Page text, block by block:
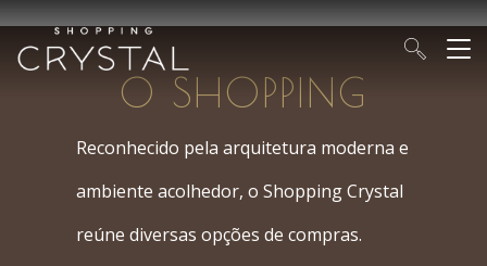
O SHOPPING
Reconhecido pela arquitetura moderna e
ambiente acolhedor, o Shopping Crystal
reúne diversas opções de compras.